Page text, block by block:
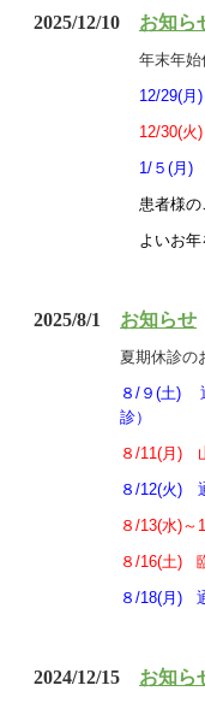
2025/12/10 お知ら
年末年始
12/29(
12/30(火
1/５(月)
患者様
よいお
2025/8/1 お知らせ
夏期休診の
８/９(土)
診）
８/11(月)
８/12(火)
８/13(水)
８/16(土)
８/18(月)
2024/12/15 お知ら